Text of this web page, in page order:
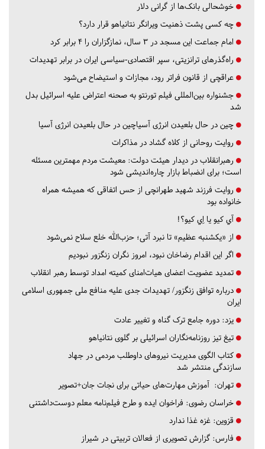
خوشحالی بانک‌ها از گرانی دلار
چه کسی پشت ذهنیت ویرانگر نتانیاهو قرار دارد؟
امام جماعت این مسجد در ۳ سال، نمازگزاران را ۴ برابر کرد
راه‌گذرهای ترانزیتی، سپر اقتصادی-سیاسی ایران در برابر تهدیدات
عراقچی از قانون فراتر رود، مجازات و استیضاح می‌شود
جشنواره بین‌المللی فیلم تورنتو به صحنه اعتراض علیه اسرائیل بدل
شد
چین در حال بلعیدن انرژی آسیاچین در حال بلعیدن انرژی آسیا
روایت روحانی از کلاه گشاد در مذاکرات
رهبرانقلاب در دیدار هیئت دولت: معیشت مردم مهمترین مسئله
است؛ برای انضباط بازار چاره‌اندیشی شود
روایت فرزند شهید طهرانچی از حس اتفاقی که همیشه همراه
خانواده بود
آي كيو يا اِي كيو؟!
از «یکشنبه عظیم» تا نبرد آتی؛ حزب‌الله خلع سلاح نمی‌شود
اگر این اقدام رضاخان نبود، امروز نگران زنگزور نبودیم
تمدید عضویت اعضای هیات‌امنای کمیته امداد توسط رهبر انقلاب
درباره توافق زنگزور/ تهدیدات جدی علیه منافع ملی جمهوری اسلامی
ایران
یزد: دوره جامع ترک گناه و تغییر عادت
تیغ تیز روزنامه‌نگاران اسرائیلی بر گلوی نتانیاهو
کتاب الگوی مدیریت نیروهای داوطلب مردمی در جهاد
سازندگی منتشر شد
تهران: آموزش مهارت‌های حیاتی برای نجات جان+تصویر
خراسان رضوی: فراخوان ایده و طرح فیلم‌نامه معلم دوست‌داشتنی
قزوین: غزه غذا ندارد
فارس: گزارش تصویری از فعالان تربیتی در شیراز